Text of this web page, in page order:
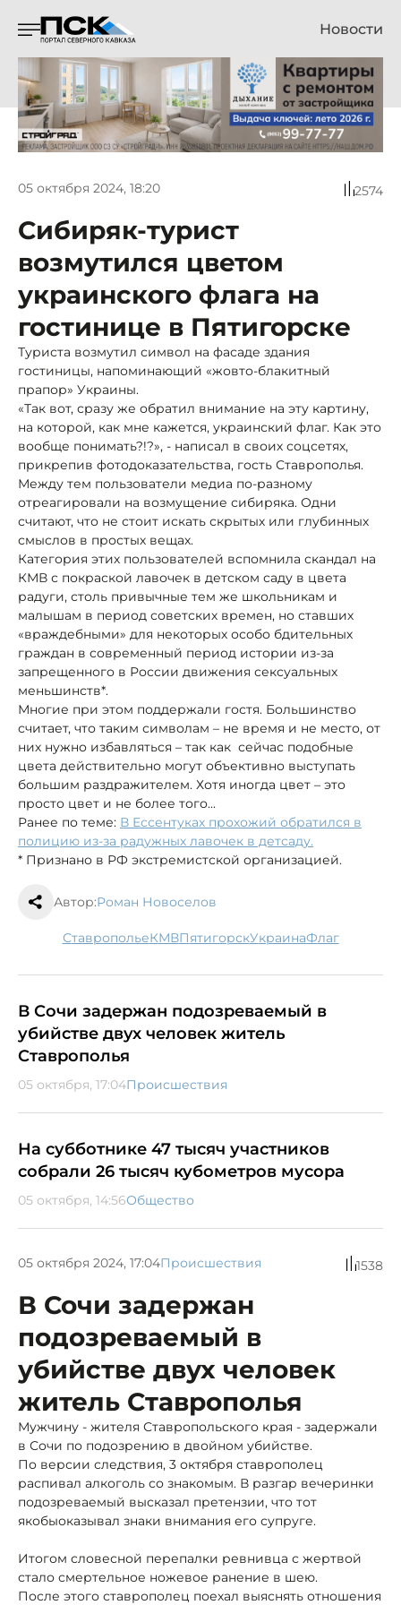
Новости
05 октября 2024, 18:20 2574
Сибиряк-турист
возмутился цветом
украинского флага на
гостинице в Пятигорске
Туриста возмутил символ на фасаде здания
гостиницы, напоминающий «жовто-блакитный
прапор» Украины.
«Так вот, сразу же обратил внимание на эту картину,
на которой, как мне кажется, украинский флаг. Как это
вообще понимать?!?», - написал в своих соцсетях,
прикрепив фотодоказательства, гость Ставрополья.
Между тем пользователи медиа по-разному
отреагировали на возмущение сибиряка. Одни
считают, что не стоит искать скрытых или глубинных
смыслов в простых вещах.
Категория этих пользователей вспомнила скандал на
КМВ с покраской лавочек в детском саду в цвета
радуги, столь привычные тем же школьникам и
малышам в период советских времен, но ставших
«враждебными» для некоторых особо бдительных
граждан в современный период истории из-за
запрещенного в России движения сексуальных
меньшинств*.
Многие при этом поддержали гостя. Большинство
считает, что таким символам – не время и не место, от
них нужно избавляться – так как сейчас подобные
цвета действительно могут объективно выступать
большим раздражителем. Хотя иногда цвет – это
просто цвет и не более того...
Ранее по теме: В Ессентуках прохожий обратился в
полицию из-за радужных лавочек в детсаду.
* Признано в РФ экстремистской организацией.
Автор:Роман Новоселов
Ставрополье КМВ Пятигорск Украина флаг
В Сочи задержан подозреваемый в
убийстве двух человек житель
Ставрополья
05 октября, 17:04Происшествия
На субботнике 47 тысяч участников
собрали 26 тысяч кубометров мусора
05 октября, 14:56Общество
05 октября 2024, 17:04Происшествия 1538
В Сочи задержан
подозреваемый в
убийстве двух человек
житель Ставрополья
Мужчину - жителя Ставропольского края - задержали
в Сочи по подозрению в двойном убийстве.
По версии следствия, 3 октября ставрополец
распивал алкоголь со знакомым. В разгар вечеринки
подозреваемый высказал претензии, что тот
якобыоказывал знаки внимания его супруге.
Итогом словесной перепалки ревнивца с жертвой
стало смертельное ножевое ранение в шею.
После этого ставрополец поехал выяснять отношения